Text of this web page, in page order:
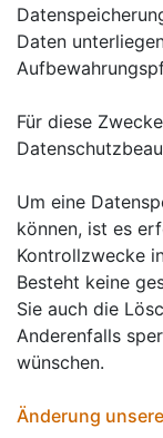
Daten
Für diese
Um eine
können, ist es
Kontrollzwecke
Besteht keine
Sie auch die
Anderenfalls
wünschen.
Änderung